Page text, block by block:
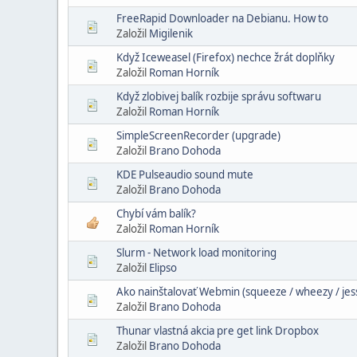
FreeRapid Downloader na Debianu. How to
Založil Migilenik
Když Iceweasel (Firefox) nechce žrát doplňky
Založil Roman Horník
Když zlobivej balík rozbije správu softwaru
Založil Roman Horník
SimpleScreenRecorder (upgrade)
Založil Brano Dohoda
KDE Pulseaudio sound mute
Založil Brano Dohoda
Chybí vám balík?
Založil Roman Horník
Slurm - Network load monitoring
Založil Elipso
Ako nainštalovať Webmin (squeeze / wheezy /
Založil Brano Dohoda
Thunar vlastná akcia pre get link Dropbox
Založil Brano Dohoda